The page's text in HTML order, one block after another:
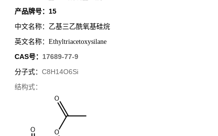
产品牌号： 15
中文名称：乙基三乙酰氧基硅烷
英文名称： Ethyltriacetoxysilane
CAS号： 17689-77-9
分子式： C8H14O6Si
结构式：